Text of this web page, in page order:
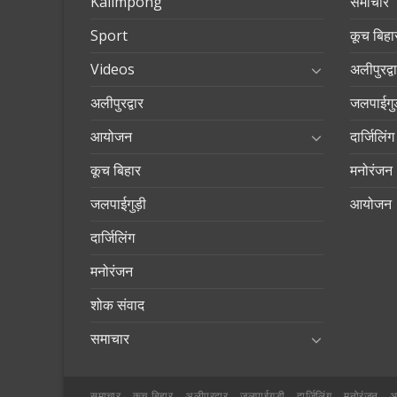
Sport
Videos
अलीपुरद्वार
आयोजन
कूच बिहार
जलपाईगुड़ी
दार्जिलिंग
मनोरंजन
शोक संवाद
समाचार
कूच
दार्जिलिंग
मनोरंजन
आयोजन